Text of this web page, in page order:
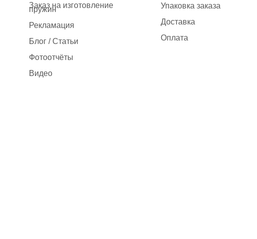
Заказ на изготовление
пружин
Рекламация
Блог / Статьи
Фотоотчёты
Видео
Упаковка заказа
Доставка
Оплата